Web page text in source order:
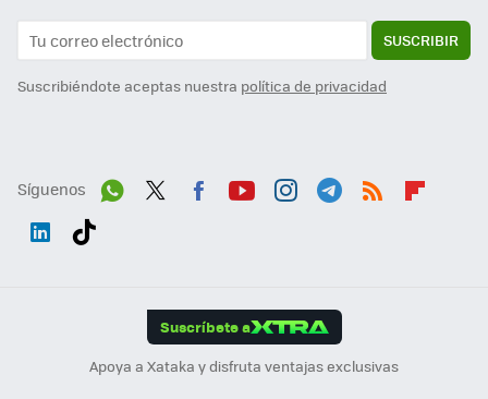
SUSCRIBIR
Suscribiéndote aceptas nuestra política de privacidad
Síguenos
Suscríbete a
Apoya a Xataka y disfruta ventajas exclusivas